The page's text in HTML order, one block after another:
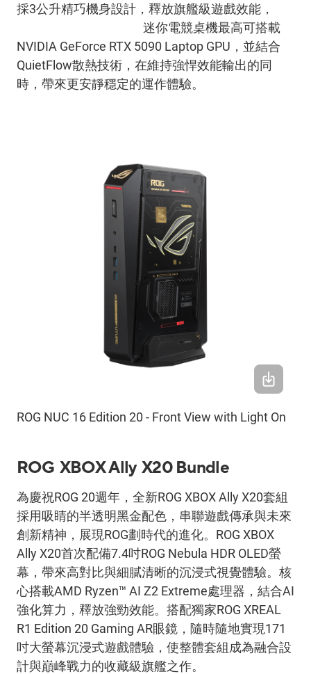
採3公升精巧機身設計，釋放旗艦級遊戲效能，
迷你電競桌機最高可搭載
NVIDIA GeForce RTX 5090 Laptop GPU ，並結合
QuietFlow散熱技術，在維持強悍效能輸出的同
時，帶來更安靜穩定的運作體驗。
ROG NUC 16 Edition 20 - Front View with Light On
ROG XBOX Ally X20 Bundle
為慶祝ROG 20週年，全新ROG XBOX Ally X20套組
採用吸睛的半透明黑金配色，串聯遊戲傳承與未來
創新精神，展現ROG劃時代的進化。 ROG XBOX
Ally X20首次配備7.4吋ROG Nebula HDR OLED螢
幕，帶來高對比與細膩清晰的沉浸式視覺體驗。核
心搭載AMD Ryzen™ AI Z2 Extreme處理器，結合AI
強化算力，釋放強勁效能。搭配獨家ROG XREAL
R1 Edition 20 Gaming AR眼鏡，隨時隨地實現171
吋大螢幕沉浸式遊戲體驗，使整體套組成為融合設
計與巔峰戰力的收藏級旗艦之作。